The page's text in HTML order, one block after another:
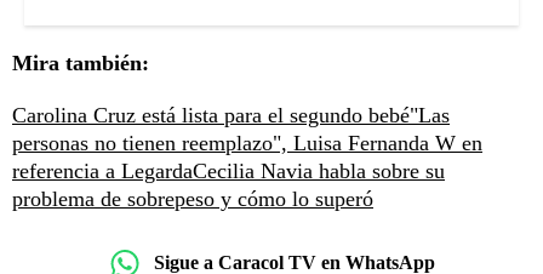
Mira también:
Carolina Cruz está lista para el segundo bebé"Las
personas no tienen reemplazo", Luisa Fernanda W en
referencia a LegardaCecilia Navia habla sobre su
problema de sobrepeso y cómo lo superó
Sigue a Caracol TV en WhatsApp